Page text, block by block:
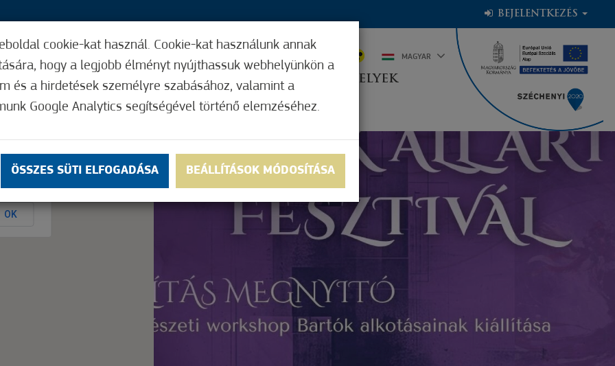
BEJELENTKEZÉS
ÍGY MŰKÖDIK HASZNOS FUNKCIÓK
ELFOGADÓHELYEK
MAGYAR
OK
Nem értékelt
cookie-kat használ. Cookie-kat használunk annak
hogy a legjobb élményt nyújthassuk webhelyünkön a
és a hirdetések személyre szabásához, valamint a
Google Analytics segítségével történő elemzéséhez.
ÖSSZES SÜTI ELFOGADÁSA BEÁLLÍTÁSOK MÓDOSÍTÁSA